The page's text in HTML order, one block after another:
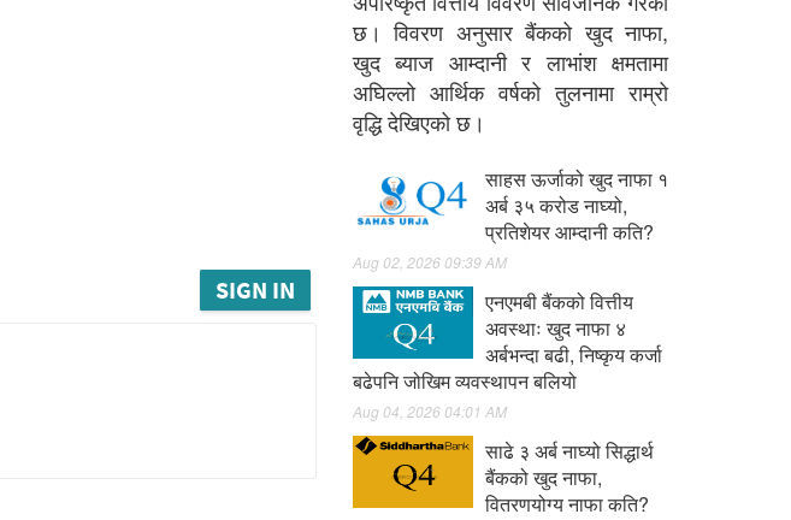
SIGN IN
छ। विवरण अनुसार बैंकको खुद नाफा,
खुद ब्याज आम्दानी र लाभांश क्षमतामा
अघिल्लो आर्थिक वर्षको तुलनामा राम्रो
वृद्धि देखिएको छ।
साहस ऊर्जाको खुद नाफा १
अर्ब ३५ करोड नाघ्यो,
प्रतिशेयर आम्दानी कति?
Aug 02, 2026 09:39 AM
एनएमबी बैंकको वित्तीय
अवस्थाः खुद नाफा ४
अर्बभन्दा बढी, निष्कृय कर्जा
बढेपनि जोखिम व्यवस्थापन बलियो
Aug 04, 2026 04:01 AM
साढे ३ अर्ब नाघ्यो सिद्धार्थ
बैंकको खुद नाफा,
वितरणयोग्य नाफा कति?